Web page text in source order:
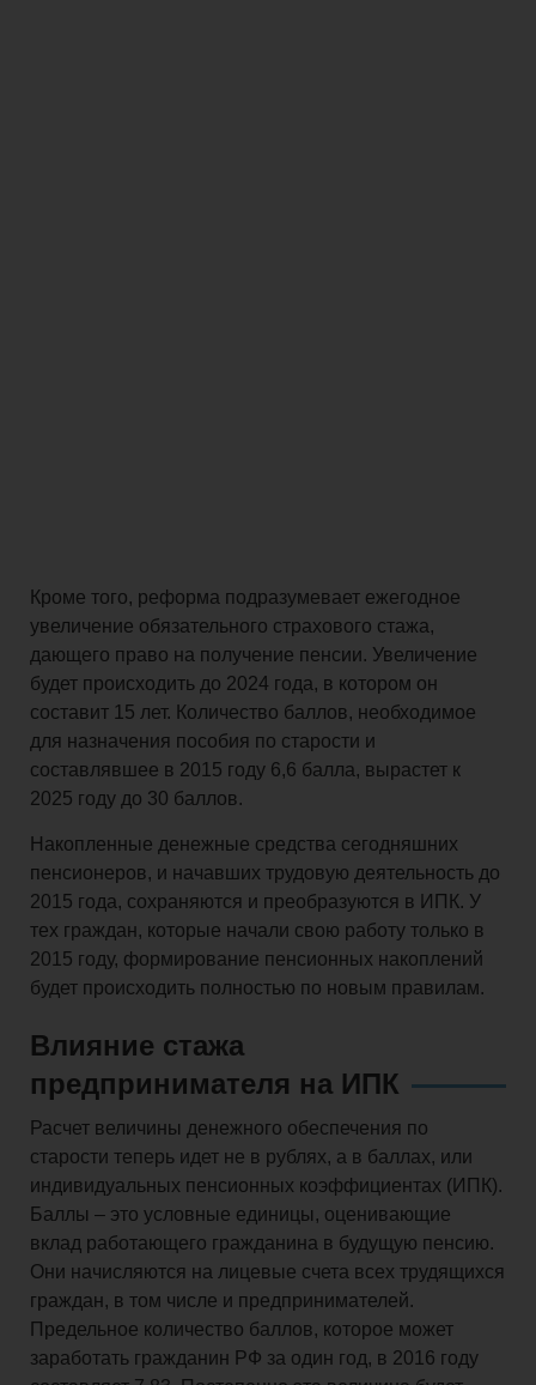
Кроме того, реформа подразумевает ежегодное
увеличение обязательного страхового стажа,
дающего право на получение пенсии. Увеличение
будет происходить до 2024 года, в котором он
составит 15 лет. Количество баллов, необходимое
для назначения пособия по старости и
составлявшее в 2015 году 6,6 балла, вырастет к
2025 году до 30 баллов.
Накопленные денежные средства сегодняшних
пенсионеров, и начавших трудовую деятельность до
2015 года, сохраняются и преобразуются в ИПК. У
тех граждан, которые начали свою работу только в
2015 году, формирование пенсионных накоплений
будет происходить полностью по новым правилам.
Влияние стажа
предпринимателя на ИПК
Расчет величины денежного обеспечения по
старости теперь идет не в рублях, а в баллах, или
индивидуальных пенсионных коэффициентах (ИПК).
Баллы – это условные единицы, оценивающие
вклад работающего гражданина в будущую пенсию.
Они начисляются на лицевые счета всех трудящихся
граждан, в том числе и предпринимателей.
Предельное количество баллов, которое может
заработать гражданин РФ за один год, в 2016 году